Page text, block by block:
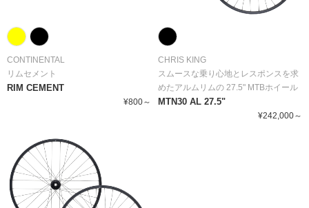
CONTINENTAL
リムセメント
RIM CEMENT
¥800～
CHRIS KING
スムースな乗り心地とレスポンスを求
めたアルムリムの 27.5" MTBホイール
MTN30 AL 27.5"
¥242,000～